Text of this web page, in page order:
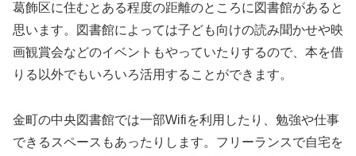
葛飾区に住むとある程度の距離のところに図書館があると
思います。図書館によっては子ども向けの読み聞かせや映
画観賞会などのイベントもやっていたりするので、本を借
りる以外でもいろいろ活用することができます。
金町の中央図書館では一部Wifiを利用したり、勉強や仕事
できるスペースもあったりします。フリーランスで自宅を